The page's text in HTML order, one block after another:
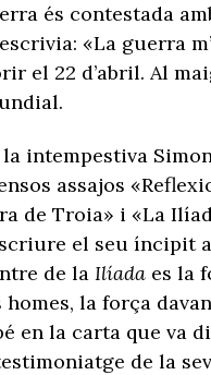
és contestada
«La guerra
el 22 d’abril. Al
la intempestiva
assajos
de Troia» i «La
el seu íncipit
de la Ilíada es la
la força
en la carta que va
de la